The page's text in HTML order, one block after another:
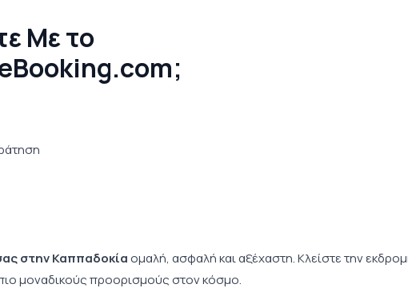
Με το
στην Καππαδοκίαομαλή, ασφαλή και αξέχαστη. Κλείστε την
μοναδικούς προορισμούς στον κόσμο.